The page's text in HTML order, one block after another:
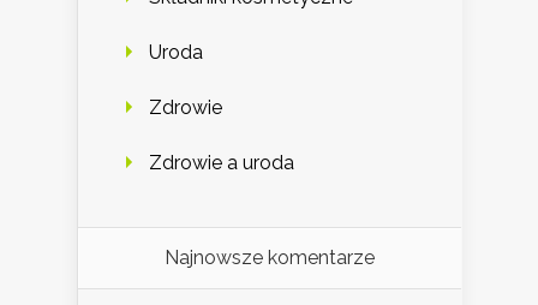
Uroda
Zdrowie
Zdrowie a uroda
Najnowsze komentarze